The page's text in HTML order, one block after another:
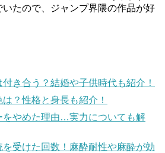
たので、ジャンプ界隈の作品が好
き合う？結婚や子供時代も紹介！
？性格と身長も紹介！
をやめた理由…実力についても解
受けた回数！麻酔耐性や麻酔が効